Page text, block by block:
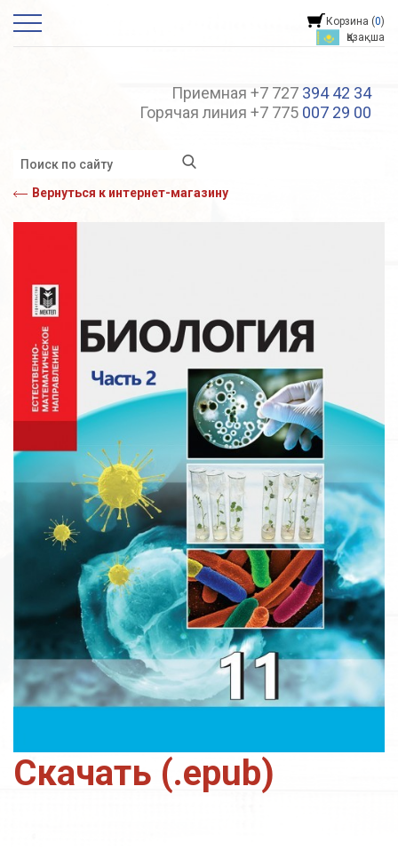
Корзина (0)
Қазақша
Приемная +7 727 394 42 34
Горячая линия +7 775 007 29 00
Вернуться к интернет-магазину
Скачать (.epub)